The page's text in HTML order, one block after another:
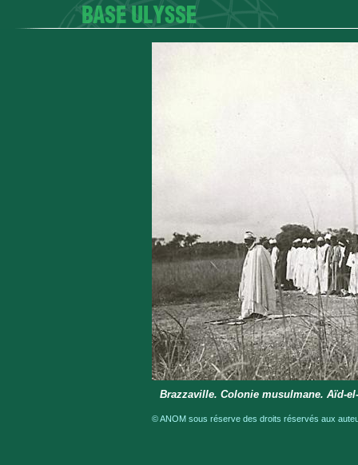
Brazzaville. Colonie musulmane. Aïd-
© ANOM sous réserve des droits réservés aux